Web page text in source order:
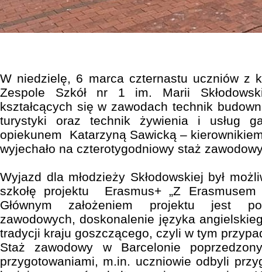
W niedzielę, 6 marca czternastu uczniów z
Zespole Szkół nr 1 im. Marii
kształcących się w zawodach technik
turystyki oraz technik żywienia i usług
opiekunem Katarzyną Sawicką –
wyjechało na czterotygodniowy staż
Wyjazd dla młodzieży Skłodowskiej był
szkołę projektu Erasmus+ „Z
Głównym założeniem projektu jest
zawodowych, doskonalenie języka
tradycji kraju goszczącego, czyli w tym
Staż zawodowy w Barcelonie
przygotowaniami, m.in. uczniowie odbyli